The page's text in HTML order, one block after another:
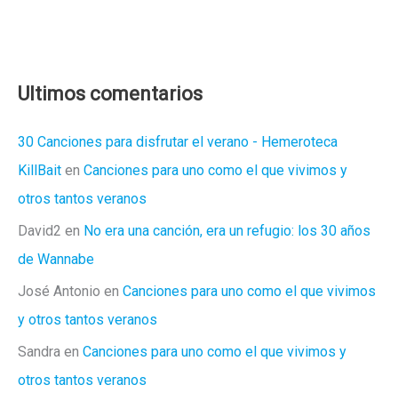
Ultimos comentarios
30 Canciones para disfrutar el verano - Hemeroteca
KillBait en Canciones para uno como el que vivimos y
otros tantos veranos
David2 en No era una canción, era un refugio: los 30 años
de Wannabe
José Antonio en Canciones para uno como el que vivimos
y otros tantos veranos
Sandra en Canciones para uno como el que vivimos y
otros tantos veranos